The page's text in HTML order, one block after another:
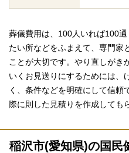
葬儀費用は、100人いれば100
たい所などをふまえて、専門家
ことが大切です。やり直しがき
いくお見送りにするためには、
く、条件などを明確にして信頼
際に則した見積りを作成しても
稲沢市(愛知県)の国民